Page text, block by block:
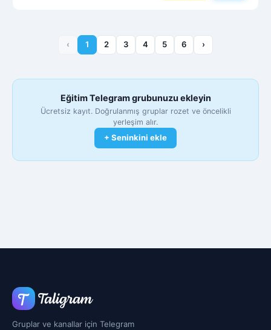
‹ 1 2 3 4 5 6 ›
Eğitim Telegram grubunuzu ekleyin
Ücretsiz kayıt. Doğrulanmış gruplar rozet ve öncelikli
yerleşim alır.
+ Seninkini ekle
Gruplar ve kanallar için Telegram